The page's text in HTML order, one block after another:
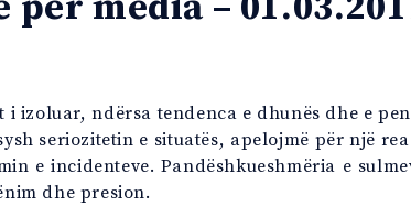
i izoluar, ndërsa tendenca e dhunës dhe e
seriozitetin e situatës, apelojmë për një
e incidenteve. Pandëshkueshmëria e
dhe presion.